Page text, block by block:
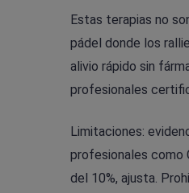
Estas terapias no
pádel donde los
alivio rápido sin
profesionales
Limitaciones:
profesionales como
del 10%, ajusta.